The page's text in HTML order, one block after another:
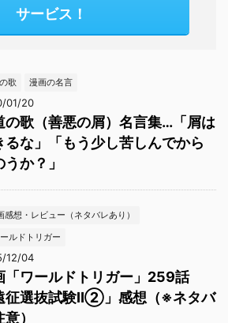
サービス！
歌 漫画の名言
01/20
の歌（善悪の屑）名言集…「屑は
るな」「もう少し苦しんでから
か？」
感想・レビュー（ネタバレあり）
ルドトリガー
12/04
「ワールドトリガー」259話
征選抜試験Ⅱ②」感想（※ネタバ
）